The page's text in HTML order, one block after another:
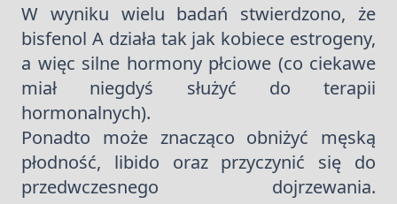
W wyniku wielu badań stwierdzono, że
bisfenol A działa tak jak kobiece estrogeny,
a więc silne hormony płciowe (co ciekawe
miał niegdyś służyć do terapii
hormonalnych).
Ponadto może znacząco obniżyć męską
płodność, libido oraz przyczynić się do
przedwczesnego dojrzewania.